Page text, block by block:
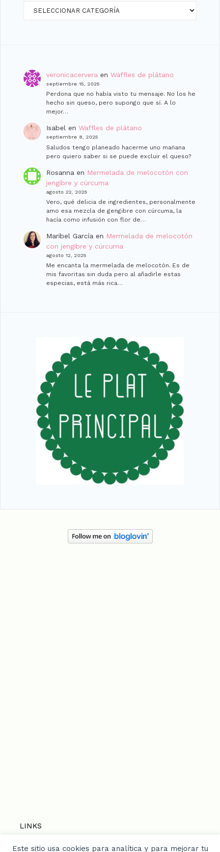
Este sitio usa cookies para analítica y para mejorar tu
veronicacervera en Waffles de plátano
septiembre 15, 2025
Perdona que no había visto tu mensaje. No los he
hecho sin queso, pero supongo que sí. A lo
mejor…
Isabelen Waffles de plátano
septiembre 8, 2025
Saludos tengo planeado hacerme uno man̈ana
pero quiero saber si se puede excluir el queso?
Rosanna en Mermelada de melocotón con
jengibre y cúrcuma
agosto 22, 2025
Vero, qué delicia de ingredientes, personalmente
amo esa mezcla de gengibre con cúrcuma, la
hacía como infusión con flor de…
Maribel García en Mermelada de melocotón
con jengibre y cúrcuma
agosto 12, 2025
Me encanta la mermelada de melocotón. Es de
mis favoritas sin duda pero al añadirle estas
especias, está más rica…
LINKS